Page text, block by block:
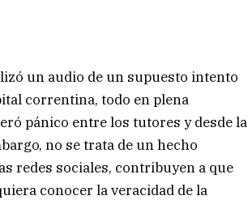
un audio de un supuesto intento
correntina, todo en plena
pánico entre los tutores y desde la
no se trata de un hecho
redes sociales, contribuyen a que
conocer la veracidad de la